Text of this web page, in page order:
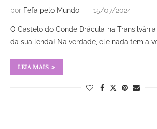
por Fefa pelo Mundo 15/07/2024
O Castelo do Conde Drácula na
da sua lenda! Na verdade, ele nada tem a
LEIA MAIS